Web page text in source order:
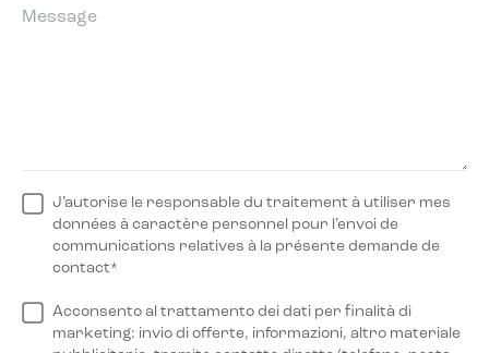
J’autorise le responsable du traitement à utiliser mes
données à caractère personnel pour l’envoi de
communications relatives à la présente demande de
contact*
Acconsento al trattamento dei dati per finalità di
marketing: invio di offerte, informazioni, altro materiale